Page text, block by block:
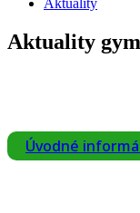
Aktuality
Aktuality
Úvodné